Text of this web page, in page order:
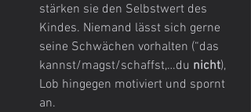
stärken sie den Selbstwert des
Kindes. Niemand lässt sich gerne
seine Schwächen vorhalten (“das
kannst/magst/schaffst,…du nicht),
Lob hingegen motiviert und spornt
an.